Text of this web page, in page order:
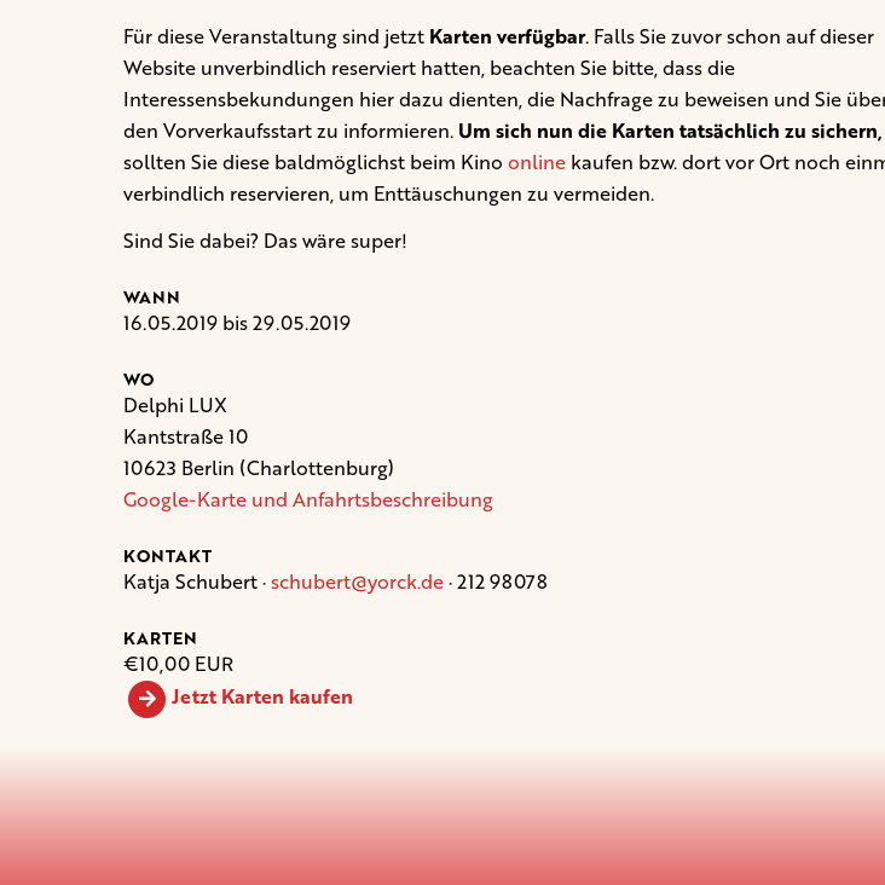
Für diese Veranstaltung sind jetzt Karten verfügbar. Falls Sie zuvor schon auf dieser
Website unverbindlich reserviert hatten, beachten Sie bitte, dass die
Interessensbekundungen hier dazu dienten, die Nachfrage zu beweisen und Sie
den Vorverkaufsstart zu informieren. Um sich nun die Karten tatsächlich zu sichern,
sollten Sie diese baldmöglichst beim Kino online kaufen bzw. dort vor Ort noch
verbindlich reservieren, um Enttäuschungen zu vermeiden.
Sind Sie dabei? Das wäre super!
WANN
16.05.2019 bis 29.05.2019
WO
Delphi LUX
Kantstraße 10
10623 Berlin (Charlottenburg)
Google-Karte und Anfahrtsbeschreibung
KONTAKT
Katja Schubert ·schubert@yorck.de· 212 98078
KARTEN
€10,00 EUR
Jetzt Karten kaufen